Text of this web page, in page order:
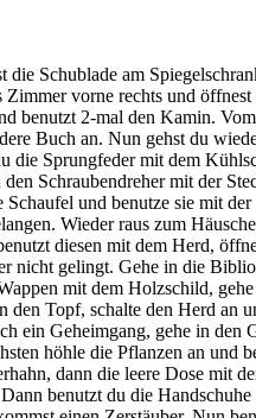
Schublade am
vorne rechts und
benutzt 2-mal den Kamin.
Buch an. Nun gehst du
Sprungfeder mit dem
Schraubendreher mit der
und benutze sie mit
Wieder raus zum
diesen mit dem Herd,
nicht gelingt. Gehe in die
mit dem Holzschild,
Topf, schalte den Herd an
Geheimgang, gehe in den
höhle die Pflanzen an
dann die leere Dose mit
benutzt du die